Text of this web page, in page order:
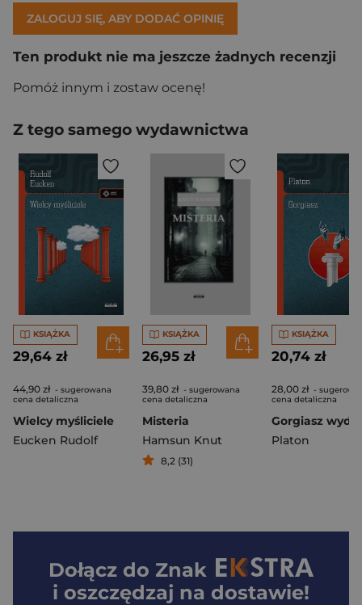
ZALOGUJ SIĘ, ABY DODAĆ OPINIĘ
Ten produkt nie ma jeszcze żadnych recenzji
Pomóż innym i zostaw ocenę!
Z tego samego wydawnictwa
KSIĄŻKA
29,64 zł
44,90 zł - sugerowana
cena detaliczna
Wielcy myśliciele
Eucken Rudolf
KSIĄŻKA
26,95 zł
39,80 zł - sugerowana
cena detaliczna
Misteria
Hamsun Knut
8,2 (31)
KSIĄŻKA
20,74 zł
28,00 zł -
cena detaliczna
Gorgiasz wyd.
Platon
Dołącz do Znak
i oszczędzaj na dostawie!